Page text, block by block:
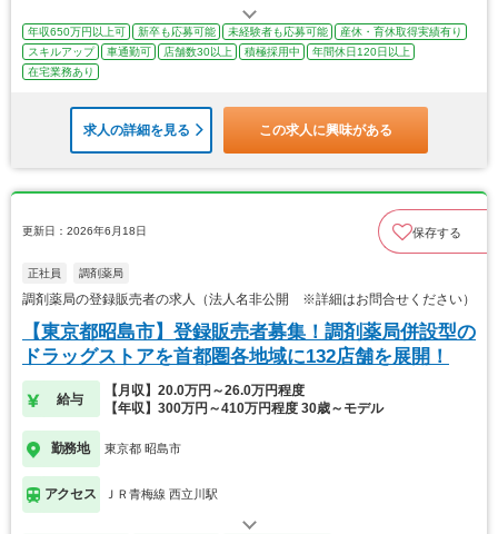
年収650万円以上可 新卒も応募可能 未経験者も応募可能
産休・育休取得実績有り
スキルアップ
車通勤可 店舗数30以上 積極採用中
年間休日120日以上
在宅業務あり
求人の詳細を見る この求人に興味がある
更新日：2026年6月18日 保存する
正社員 調剤薬局
調剤薬局の登録販売者の求人（法人名非公開 ※詳細はお問合せください）
【東京都昭島市】登録販売者募集！調剤薬局併設型の
ドラッグストアを首都圏各地域に132店舗を展開！
給与
【月収】20.0万円～26.0万円程度
【年収】300万円～410万円程度 30歳～モデル
勤務地 東京都 昭島市
アクセス ＪＲ青梅線 西立川駅